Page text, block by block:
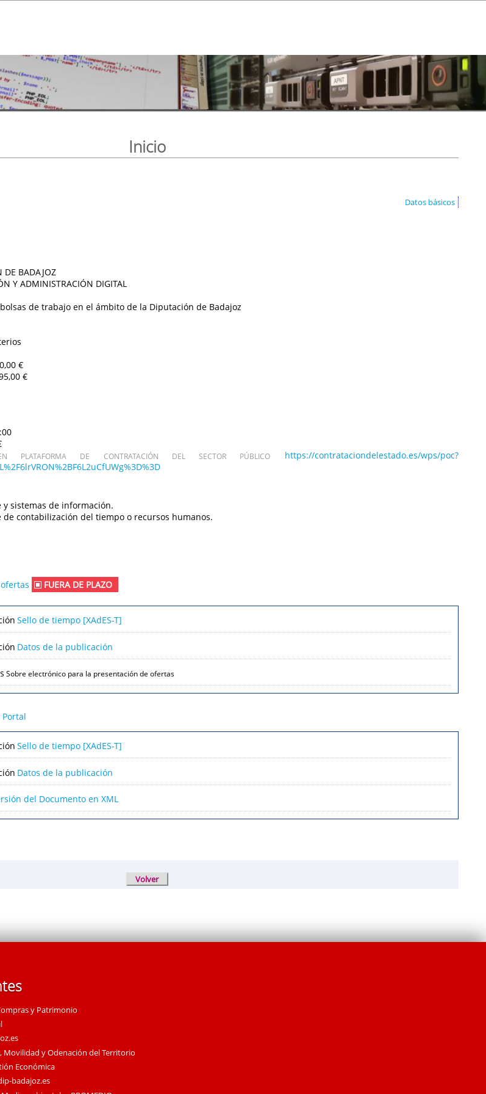
Inicio
Datos básicos
DE BADAJOZ
Y ADMINISTRACIÓN DIGITAL
de trabajo en el ámbito de la Diputación de Badajoz
€
€
DE CONTRATACIÓN DEL SECTOR PÚBLICO
https://contrataciondelestado.es/wps/poc?
y sistemas de información.
de contabilización del tiempo o recursos humanos.
FUERA DE PLAZO
Sello de tiempo [XAdES-T]
Datos de la publicación
Sobre electrónico para la presentación de ofertas
Sello de tiempo [XAdES-T]
Datos de la publicación
del Documento en XML
y Patrimonio
Movilidad y Odenación del Territorio
Económica
badajoz.es